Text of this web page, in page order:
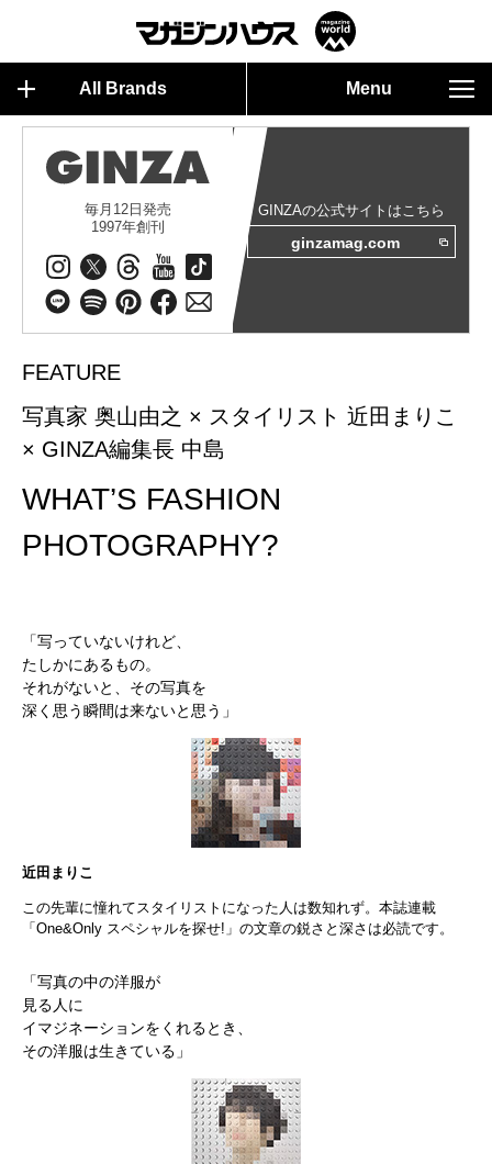
All Brands Menu
毎月12日発売
1997年創刊
GINZAの公式サイトはこちら
ginzamag.com
FEATURE
写真家 奥山由之 × スタイリスト 近田まりこ
× GINZA編集長 中島
WHAT’S FASHION
PHOTOGRAPHY?
「写っていないけれど、
たしかにあるもの。
それがないと、その写真を
深く思う瞬間は来ないと思う」
近田まりこ
この先輩に憧れてスタイリストになった人は数知れず。本誌連載
「One&Only スペシャルを探せ!」の文章の鋭さと深さは必読です。
「写真の中の洋服が
見る人に
イマジネーションをくれるとき、
その洋服は生きている」